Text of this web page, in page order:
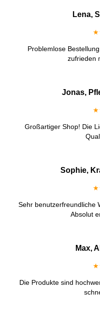
Lena,
Problemlose
zufrieden
Jonas,
Großartiger Shop! Die
Sophie,
Sehr benutzerfreundliche
Absolut
Max,
Die Produkte sind